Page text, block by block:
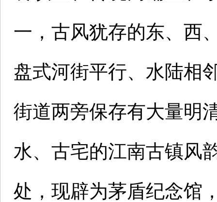
一，古风犹存的东、西
盘式河街平行、水陆相
街道两旁保存有大量明
水、古宅的江南古镇风
处，现辟为茅盾纪念馆